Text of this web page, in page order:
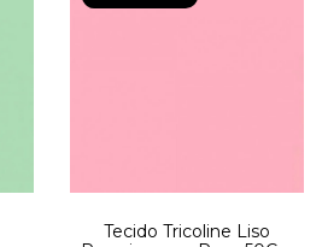
Tecido Tricoline Liso